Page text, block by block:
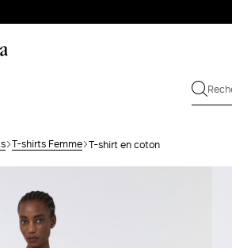
support ?
/ VEN 9 - 18
demande
Rechercher la
T-shirts Femme T-shirt en coton